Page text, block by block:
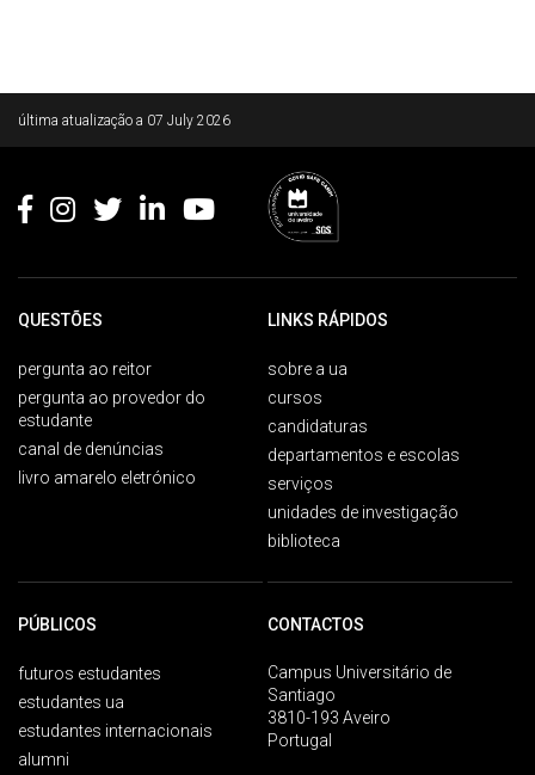
última atualização a 07 July 2026
QUESTÕES
pergunta ao reitor
pergunta ao provedor do
estudante
canal de denúncias
livro amarelo eletrónico
LINKS RÁPIDOS
sobre a ua
cursos
candidaturas
departamentos e escolas
serviços
unidades de investigação
biblioteca
PÚBLICOS
futuros estudantes
estudantes ua
estudantes internacionais
alumni
CONTACTOS
Campus Universitário de
Santiago
3810-193 Aveiro
Portugal